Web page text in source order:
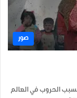
صور
بسبب الحروب في العالم